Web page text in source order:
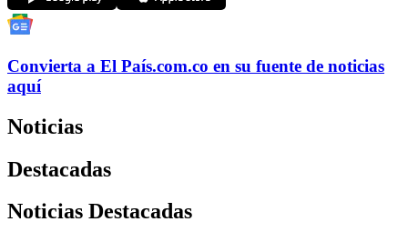
Convierta a El País.com.co en su fuente de noticias
aquí
Noticias
Destacadas
Noticias Destacadas